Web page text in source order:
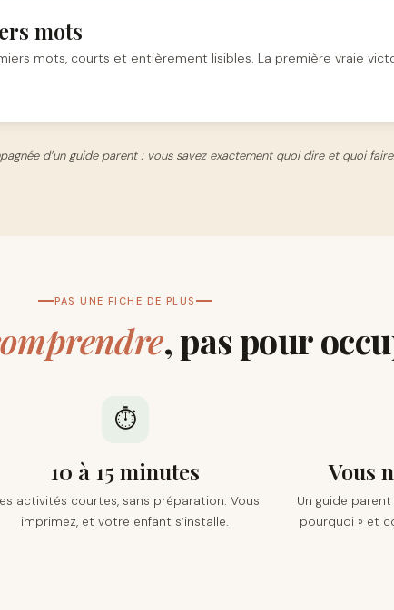
mots
mots, courts et entièrement lisibles. La première vraie
d’un guide parent : vous savez exactement quoi dire et quoi faire.
PAS UNE FICHE DE PLUS
, pas pour
⏱️
10 à 15 minutes
activités courtes, sans préparation. Vous
imprimez, et votre enfant s’installe.
Vous
Un guide
pourquoi » et